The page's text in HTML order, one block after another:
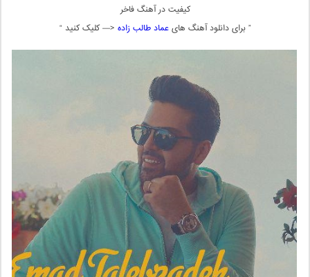
کیفیت در آهنگ فاخر
” برای دانلود آهنگ هایعماد طالب زاده <— کلیک کنید “